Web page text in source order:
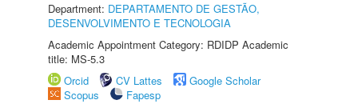
Department: DEPARTAMENTO DE GESTÃO,
DESENVOLVIMENTO E TECNOLOGIA
Academic Appointment Category: RDIDP Academic
title: MS-5.3
Orcid
CV Lattes
Google Scholar
Scopus
Fapesp